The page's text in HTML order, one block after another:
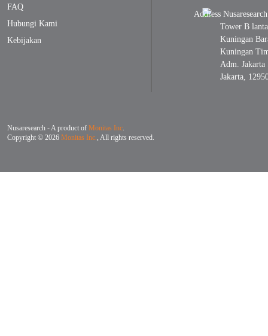
FAQ
Hubungi Kami
Kebijakan
Tower B
Kuningan
Kuningan
Adm.
Jakarta,
Nusaresearch - A product of Monitas Inc.
Copyright © 2026 Monitas Inc., All rights reserved.